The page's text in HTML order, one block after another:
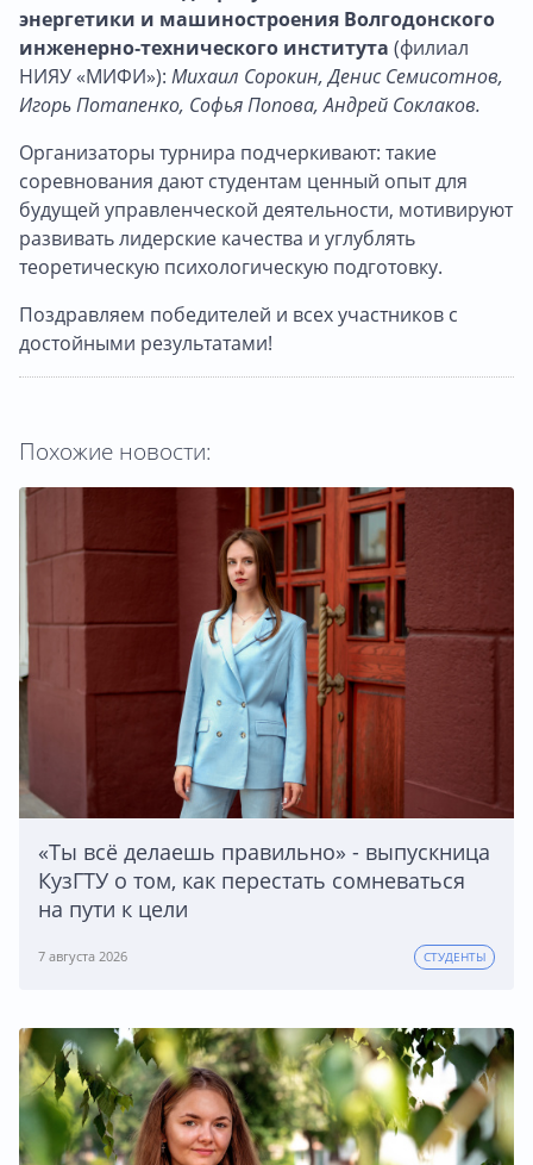
энергетики и машиностроения Волгодонского
инженерно‑технического института (филиал
НИЯУ «МИФИ»): Михаил Сорокин, Денис Семисотнов,
Игорь Потапенко, Софья Попова, Андрей Соклаков.
Организаторы турнира подчеркивают: такие
соревнования дают студентам ценный опыт для
будущей управленческой деятельности, мотивируют
развивать лидерские качества и углублять
теоретическую психологическую подготовку.
Поздравляем победителей и всех участников с
достойными результатами!
Похожие новости:
«Ты всё делаешь правильно» - выпускница
КузГТУ о том, как перестать сомневаться
на пути к цели
7 августа 2026 СТУДЕНТЫ